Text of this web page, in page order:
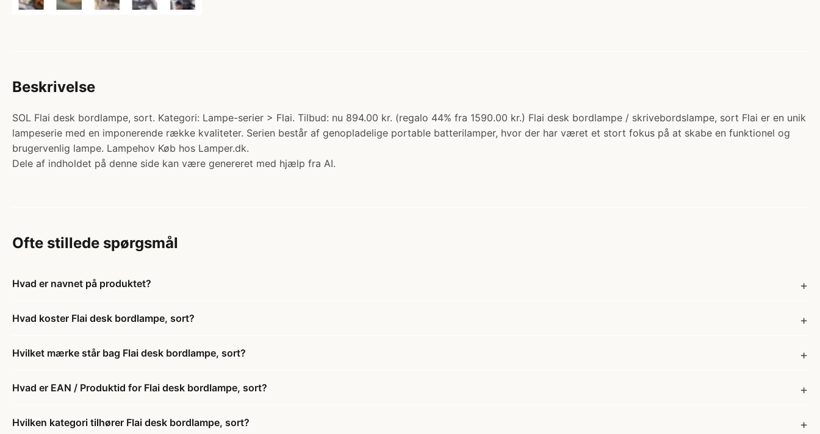
Beskrivelse
SOL Flai desk bordlampe, sort. Kategori: Lampe-serier > Flai. Tilbud: nu 894.00 kr. (regalo 44% fra 1590.00 kr.) Flai desk bordlampe / skrivebordslampe, sort Flai er en unik
lampeserie med en imponerende række kvaliteter. Serien består af genopladelige portable batterilamper, hvor der har været et stort fokus på at skabe en funktionel og
brugervenlig lampe. Lampehov Køb hos Lamper.dk.
Dele af indholdet på denne side kan være genereret med hjælp fra AI.
Ofte stillede spørgsmål
Hvad er navnet på produktet?
Hvad koster Flai desk bordlampe, sort?
Hvilket mærke står bag Flai desk bordlampe, sort?
Hvad er EAN / Produktid for Flai desk bordlampe, sort?
Hvilken kategori tilhører Flai desk bordlampe, sort?